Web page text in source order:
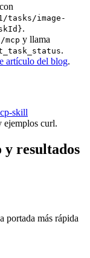
tasks/image-
.
y llama
.
artículo del blog.
skill
ejemplos curl.
y resultados
portada más rápida